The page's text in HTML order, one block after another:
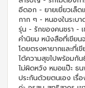
อีดอก - ยายเยี่ยวเล็ด
กาก ๆ - หนองในระบ
รุ่น - รักของคนชรา -
คำนิยม หนังสือที่เขียน
โดยตรงหายากและที่เ
ได้ความสุขไปพร้อมกั
ไม่ผิดหวัง หมอแป๊ะ ธ
ประกันด้วยตนเอง เรื่